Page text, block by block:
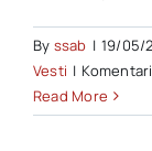
By ssab | 19/05/
Vesti |
Read More